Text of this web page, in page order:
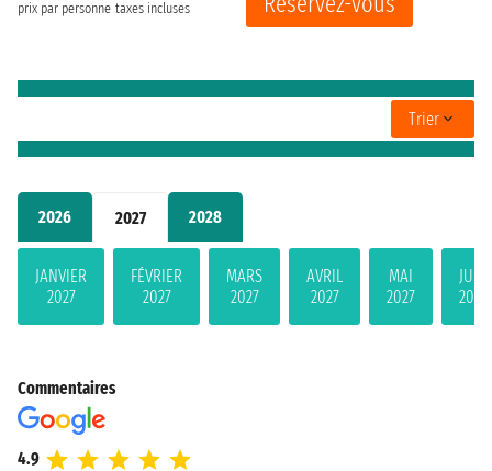
2026 2027 2028
JANVIER
2027
FÉVRIER
2027
MARS
2027
AVRIL
2027
MAI
2027
JUIN
2027
prix par personne taxes incluses
Trier
Commentaires
4.9